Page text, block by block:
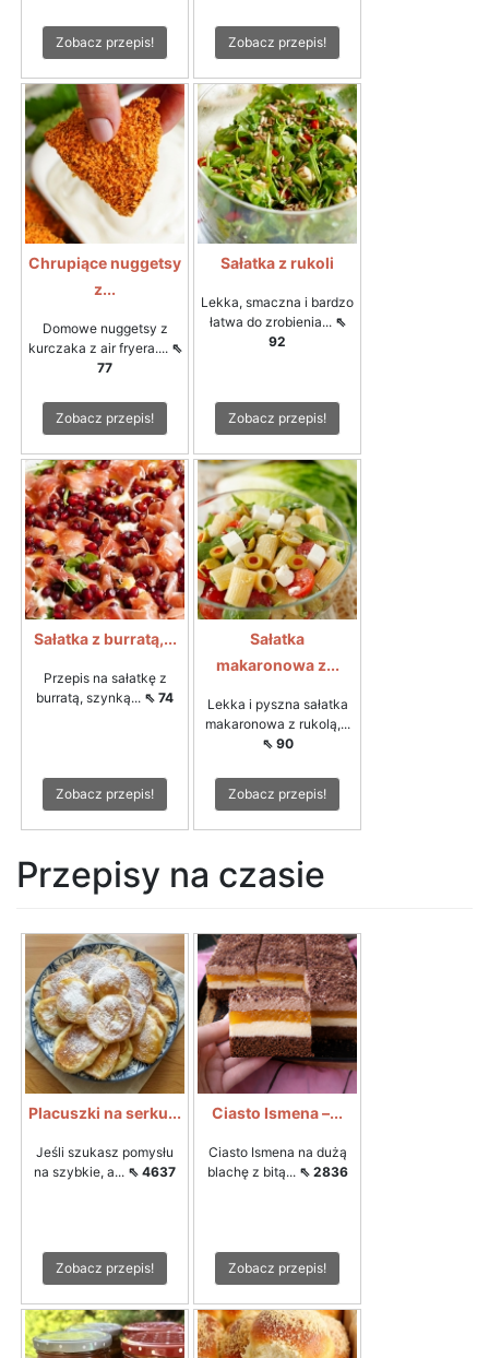
Zobacz przepis! Zobacz przepis!
Chrupiące nuggetsy
z...
Domowe nuggetsy z
kurczaka z air fryera.... ⇖
77
Zobacz przepis!
Sałatka z rukoli
Lekka, smaczna i bardzo
łatwa do zrobienia... ⇖
92
Zobacz przepis!
Sałatka z burratą,...
Przepis na sałatkę z
burratą, szynką... ⇖ 74
Zobacz przepis!
Sałatka
makaronowa z...
Lekka i pyszna sałatka
makaronowa z rukolą,...
⇖ 90
Zobacz przepis!
Przepisy na czasie
Placuszki na serku...
Jeśli szukasz pomysłu
na szybkie, a... ⇖ 4637
Zobacz przepis!
Ciasto Ismena –...
Ciasto Ismena na dużą
blachę z bitą... ⇖ 2836
Zobacz przepis!